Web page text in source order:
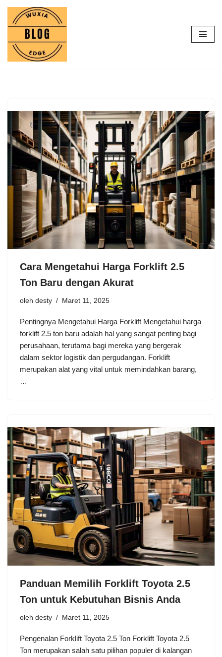
Lompat
konten
Cara Mengetahui Harga Forklift 2.5
Ton Baru dengan Akurat
oleh desty Maret 11, 2025
Pentingnya Mengetahui Harga Forklift Mengetahui harga
forklift 2.5 ton baru adalah hal yang sangat penting bagi
perusahaan, terutama bagi mereka yang bergerak
dalam sektor logistik dan pergudangan. Forklift
merupakan alat yang vital untuk memindahkan barang,
…
Panduan Memilih Forklift Toyota 2.5
Ton untuk Kebutuhan Bisnis Anda
oleh desty Maret 11, 2025
Pengenalan Forklift Toyota 2.5 Ton Forklift Toyota 2.5
Ton merupakan salah satu pilihan populer di kalangan